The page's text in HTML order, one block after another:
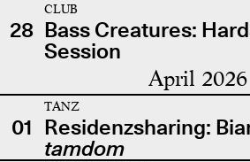
28
CLUB
Bass Creatures:
Session
April 2026
01
TANZ
Residenzsharing:
tamdom